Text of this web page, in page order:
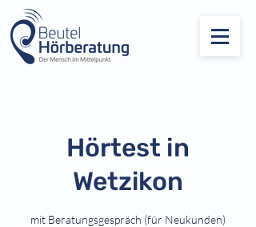
Hörtest in
Wetzikon
mit Beratungsgespräch (für Neukunden)